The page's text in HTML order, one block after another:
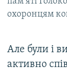
охоронцям
Але були і
активно